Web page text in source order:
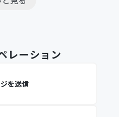
レーション
を送信